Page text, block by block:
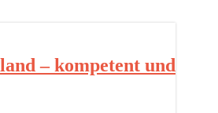
– kompetent und